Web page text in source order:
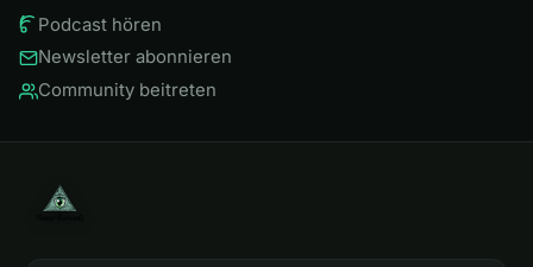
Podcast hören
Newsletter abonnieren
Community beitreten